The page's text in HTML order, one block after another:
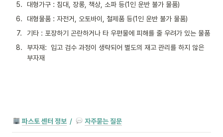
5.
대형가구 : 침대, 장롱, 책상, 소파 등(1인 운반 불가 물품)
6.
대형물품 : 자전거, 오토바이, 철제품 등(1인 운반 불가 물품)
7.
기타 : 포장하기 곤란하거나 타 우편물에 피해를 줄 우려가 있는 물품
8.
부자재:  입고 검수 과정이 생략되어 별도의 재고 관리를 하지 않은
부자재
파스토 센터 정보 / 자주묻는 질문